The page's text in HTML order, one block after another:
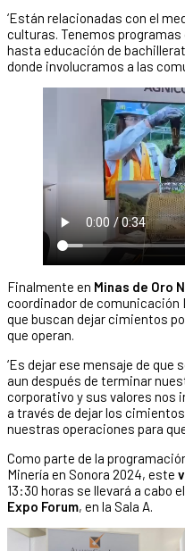
‘Están relacionadas con el
culturas. Tenemos
hasta educación de
donde involucramos a las
Finalmente en Minas de Oro
coordinador de comunicación
que buscan dejar cimientos
que operan.
‘Es dejar ese mensaje de
aun después de terminar
corporativo y sus valores nos
a través de dejar los
nuestras operaciones para
Como parte de la
Minería en Sonora 2024, este
13:30 horas se llevará a cabo
Expo Forum, en la Sala A.